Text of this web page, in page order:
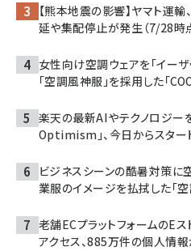
【熊本地震の影響】ヤマト運
延や集配停止が発生（7/28時
女性向け空調ウェアを「イー
「空調風神服」を採用した「
楽天の最新AIやテクノロジー
Optimism」、今日からスター
ビジネスシーンの酷暑対策に空
業服のイメージを払拭した「
老舗ECプラットフォームのEス
アクセス、885万件の個人情